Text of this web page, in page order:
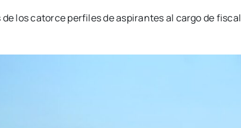
de los catorce perfiles de aspirantes al cargo de fiscal